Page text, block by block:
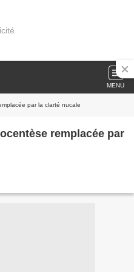
MENU
par la clarté nucale
remplacée par